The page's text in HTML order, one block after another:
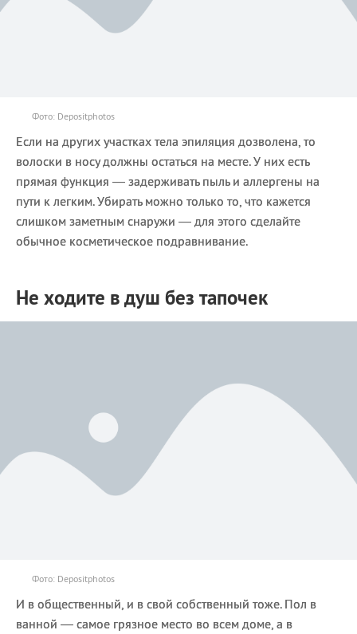
Фото: Depositphotos
Если на других участках тела эпиляция дозволена, то
волоски в носу должны остаться на месте. У них есть
прямая функция — задерживать пыль и аллергены на
пути к легким. Убирать можно только то, что кажется
слишком заметным снаружи — для этого сделайте
обычное косметическое подравнивание.
Не ходите в душ без тапочек
Фото: Depositphotos
И в общественный, и в свой собственный тоже. Пол в
ванной — самое грязное место во всем доме, а в